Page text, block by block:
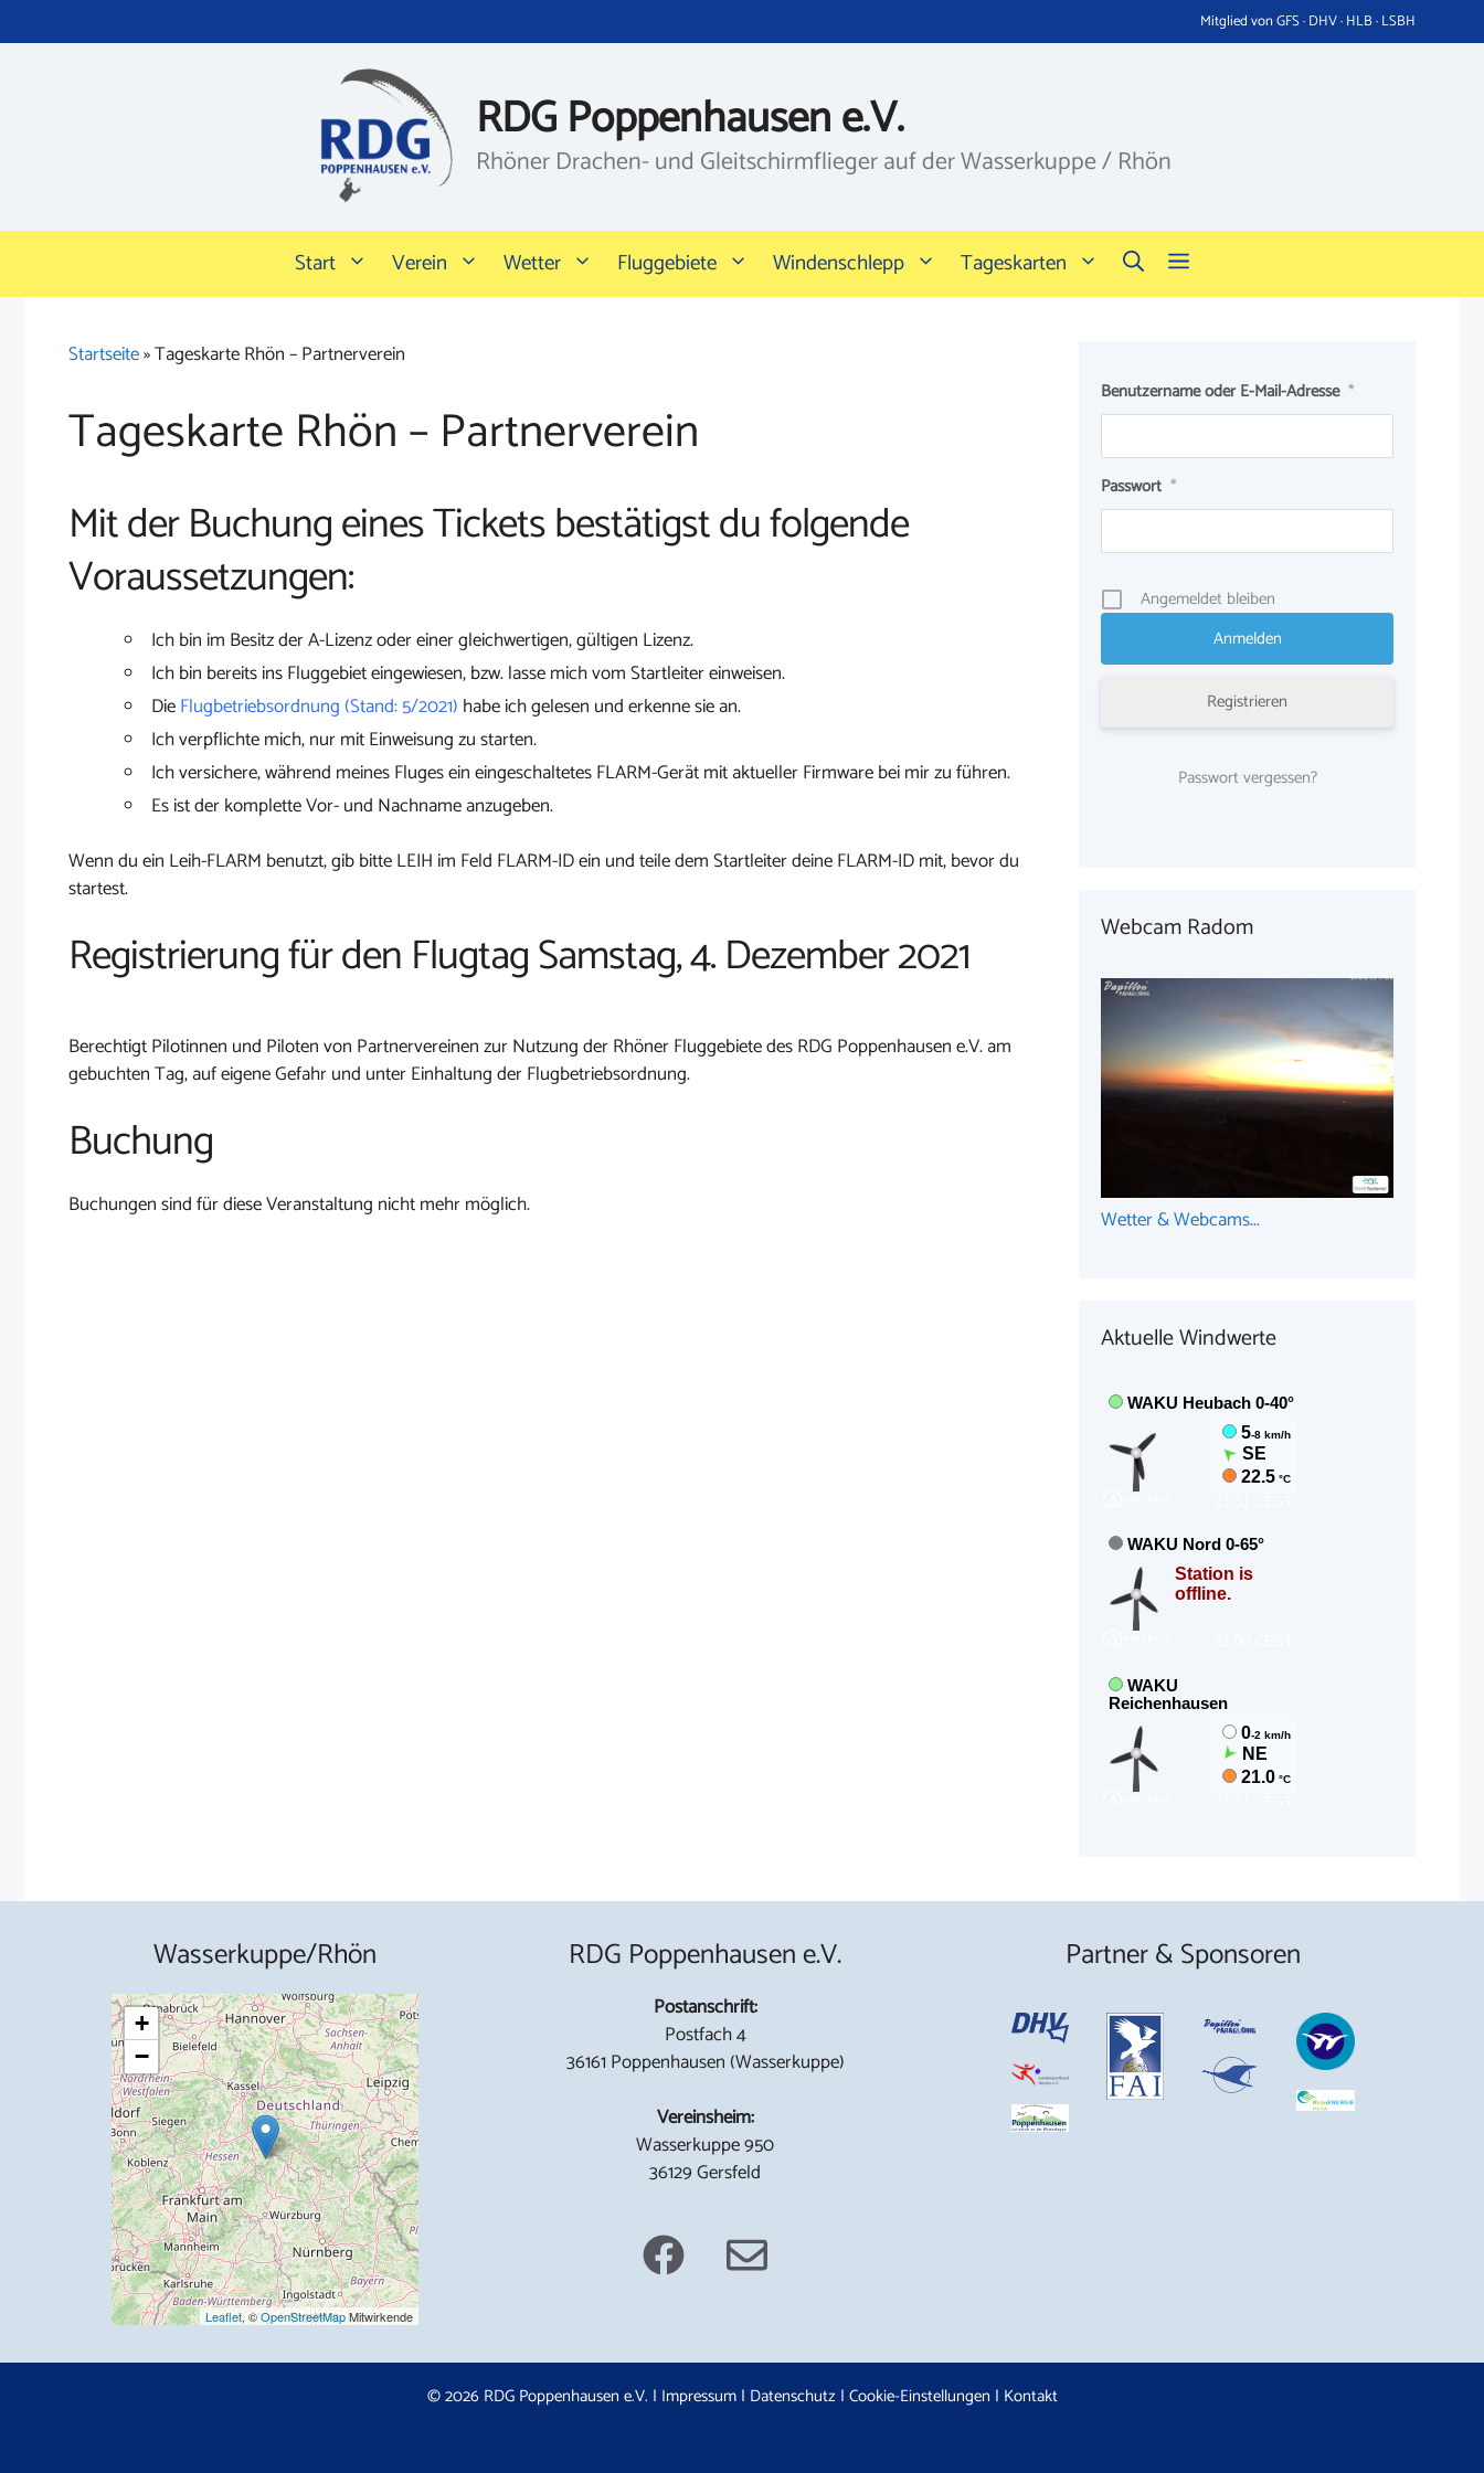
Inhalt
Mitglied von GFS · DHV · HLB · LSBH
RDG Poppenhausen e.V.
Rhöner Drachen- und Gleitschirmflieger auf der Wasserkuppe / Rhön
Start Verein Wetter Fluggebiete Windenschlepp Tageskarten
Startseite»Tageskarte Rhön – Partnerverein
Tageskarte Rhön – Partnerverein
Mit der Buchung eines Tickets bestätigst du folgende
Voraussetzungen:
Ich bin im Besitz der A-Lizenz oder einer gleichwertigen, gültigen Lizenz.
Ich bin bereits ins Fluggebiet eingewiesen, bzw. lasse mich vom Startleiter einweisen.
DieFlugbetriebsordnung (Stand: 5/2021) habe ich gelesen und erkenne sie an.
Ich verpflichte mich, nur mit Einweisung zu starten.
Ich versichere, während meines Fluges ein eingeschaltetes FLARM-Gerät mit aktueller Firmware bei mir zu führen.
Es ist der komplette Vor- und Nachname anzugeben.
Wenn du ein Leih-FLARM benutzt, gib bitte LEIH im Feld FLARM-ID ein und teile dem Startleiter deine FLARM-ID mit, bevor du
startest.
Registrierung für den Flugtag Samstag, 4. Dezember 2021
Berechtigt Pilotinnen und Piloten von Partnervereinen zur Nutzung der Rhöner Fluggebiete des RDG Poppenhausen e.V. am
gebuchten Tag, auf eigene Gefahr und unter Einhaltung der Flugbetriebsordnung.
Buchung
Buchungen sind für diese Veranstaltung nicht mehr möglich.
Benutzername oder E-Mail-Adresse *
Passwort *
Angemeldet bleiben
Registrieren
Passwort vergessen?
Webcam Radom
Wetter & Webcams...
Aktuelle Windwerte
Wasserkuppe/Rhön
+
−
Leaflet, ©OpenStreetMapMitwirkende
RDG Poppenhausen e.V.
Postanschrift:
Postfach 4
36161 Poppenhausen (Wasserkuppe)
Vereinsheim:
Wasserkuppe 950
36129 Gersfeld
Partner & Sponsoren
© 2026 RDG Poppenhausen e.V. | Impressum| Datenschutz | Cookie-Einstellungen | Kontakt